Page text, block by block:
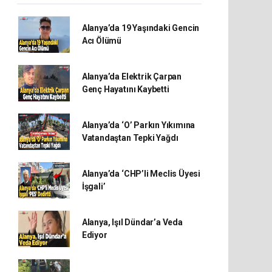
Alanya’da 19 Yaşındaki Gencin
Acı Ölümü
Alanya’da Elektrik Çarpan
Genç Hayatını Kaybetti
Alanya’da ‘O’ Parkın Yıkımına
Vatandaştan Tepki Yağdı
Alanya’da ‘CHP’li Meclis Üyesi
İşgali’
Alanya, Işıl Dündar’a Veda
Ediyor